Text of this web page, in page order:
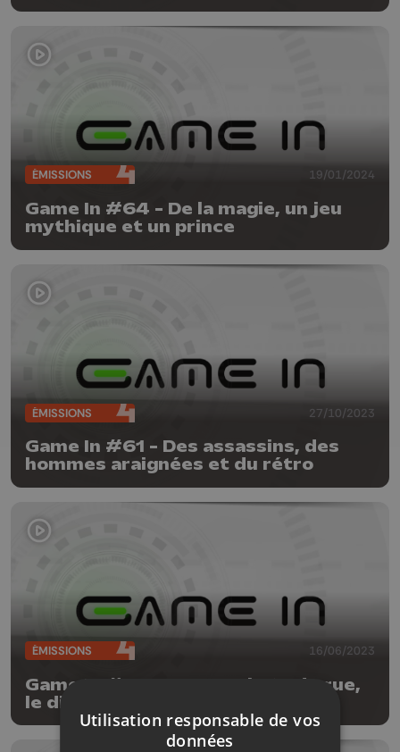
ÉMISSIONS 19/01/2024
Game In #64 - De la magie, un jeu
mythique et un prince
ÉMISSIONS 27/10/2023
Game In #61 - Des assassins, des
hommes araignées et du rétro
ÉMISSIONS 16/06/2023
Game In #58 - Des combats de rue,
le diable et des têtes spéciales
Utilisation responsable de vos
données